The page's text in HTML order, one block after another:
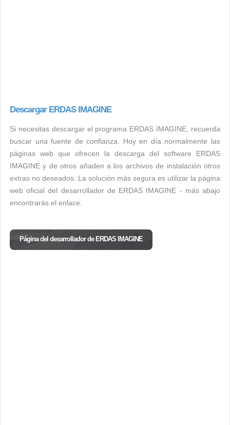
Descargar ERDAS IMAGINE
Si necesitas descargar el programa ERDAS IMAGINE, recuerda
buscar una fuente de confianza. Hoy en día normalmente las
páginas web que ofrecen la descarga del software ERDAS
IMAGINE y de otros añaden a los archivos de instalación otros
extras no deseados. La solución más segura es utilizar la página
web oficial del desarrollador de ERDAS IMAGINE - más abajo
encontrarás el enlace.
Página del desarrollador de ERDAS IMAGINE